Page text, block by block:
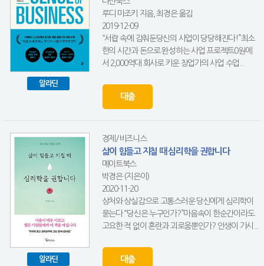
알라딘
루디 마조키 지음, 최경은 옮김
2019-12-09
“서랍 속에 감춰둔당신의 사업이 당당해진다!”최소
한의 시간과 돈으로 완성하는 사업 프로젝트0원에
서 2,000억대 회사로 키운 창업가의 사업 수업...
대출
알라딘
경제/비즈니스
삶이 힘들고 지칠 때 심리학을 권합니다
메이트북스
박경은 (지은이)
2020-11-20
상처와 상실감으로 고통스러운 당신에게 심리학이
묻는다.“당신은 누구인가?”마음속이 한순간이라도
고요한 적 없이 혼란과 괴로움뿐인가? 인생이 가시...
대출